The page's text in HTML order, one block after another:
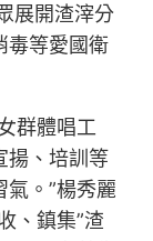
展開渣滓分
毒等愛國衛
群體唱工
揚、培訓等
。”楊秀麗
、鎮集”渣